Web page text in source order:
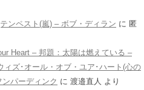
ンペスト(嵐) – ボブ・ディラン に 匿
Heart – 邦題：太陽は燃えている –
ィズ･オール・オブ・ユア･ハート(心の
パーディンク に 渡邉直人 より